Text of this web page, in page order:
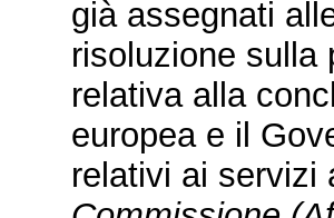
già assegnati
risoluzione sulla
relativa alla
europea e il
relativi ai servizi